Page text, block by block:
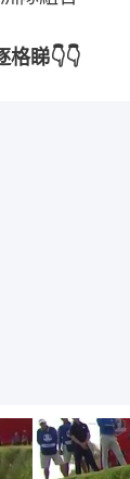
格睇👇👇